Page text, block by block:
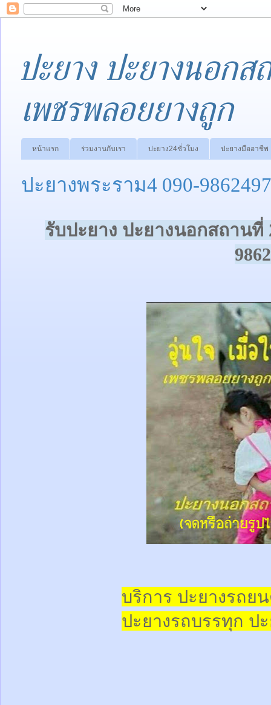
ปะยาง ปะยางนอก
เพชรพลอยยางถูก
หน้าแรก ร่วมงานกับเรา ปะยาง24ชั่วโมง ปะยางมืออาชีพ
ปะยางพระราม4 090-
รับปะยาง ปะยางนอกสถานที่
บริการ ปะยางรถย
ปะยางรถบรรทุก ป